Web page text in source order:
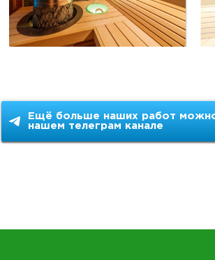
Ещё больше наших работ
нашем телеграм канале